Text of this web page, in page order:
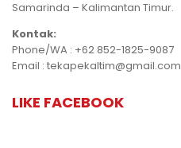
Samarinda – Kalimantan Timur.
Kontak:
Phone/WA : +62 852-1825-9087
Email : tekapekaltim@gmail.com
LIKE FACEBOOK